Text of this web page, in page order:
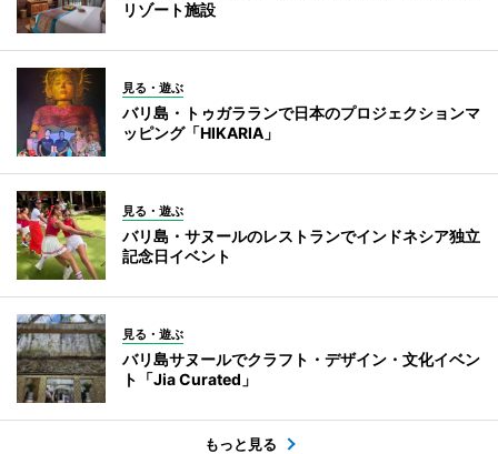
リゾート施設
見る・遊ぶ
バリ島・トゥガラランで日本のプロジェクションマ
ッピング「HIKARIA」
見る・遊ぶ
バリ島・サヌールのレストランでインドネシア独立
記念日イベント
見る・遊ぶ
バリ島サヌールでクラフト・デザイン・文化イベン
ト「Jia Curated」
もっと見る